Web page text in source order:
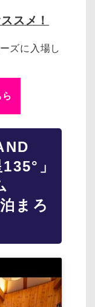
スメ！
ズに入場し
」
まろ